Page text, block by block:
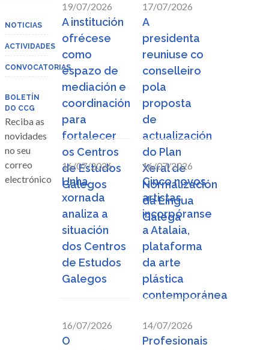
NOTICIAS
ACTIVIDADES
CONVOCATORIAS
BOLETÍN
DO CCG
Reciba as
novidades
no seu
correo
electrónico
19/07/2026
A institución
ofrécese
como
espazo de
mediación e
coordinación
para
fortalecer
os Centros
de Estudos
Galegos
17/07/2026
A
presidenta
reuniuse co
conselleiro
pola
proposta
de
actualización
do Plan
Xeral de
Normalización
da Lingua
Galega
16/07/2026
Unha
xornada
analiza a
situación
dos Centros
de Estudos
Galegos
16/07/2026
Cinco novos
artistas
incorpóranse
a Atalaia,
plataforma
da arte
plástica
contemporánea
16/07/2026
O
14/07/2026
Profesionais